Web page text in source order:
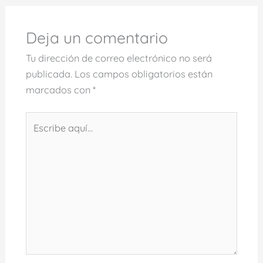
Deja un comentario
Tu dirección de correo electrónico no será
publicada. Los campos obligatorios están
marcados con *
aquí...